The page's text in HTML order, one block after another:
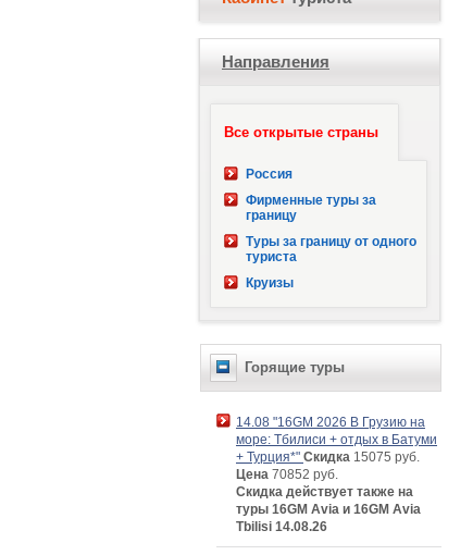
Направления
Все открытые страны
Россия
Фирменные туры за
границу
Туры за границу от одного
туриста
Круизы
Горящие туры
14.08 "16GM 2026 В Грузию на
море: Тбилиси + отдых в Батуми
+ Турция*" Скидка 15075 руб.
Цена 70852 руб.
Скидка действует также на
туры 16GM Avia и 16GM Avia
Tbilisi 14.08.26